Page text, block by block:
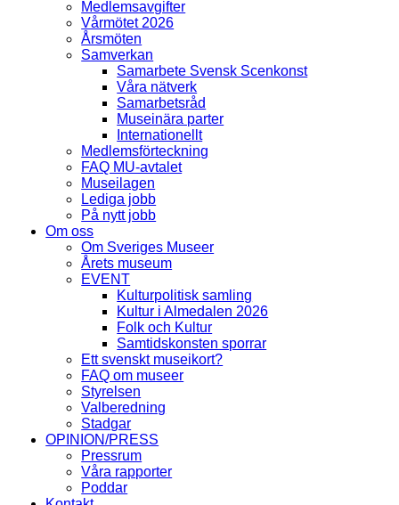
Medlemsavgifter
Vårmötet 2026
Årsmöten
Samverkan
Samarbete Svensk Scenkonst
Våra nätverk
Samarbetsråd
Museinära parter
Internationellt
Medlemsförteckning
FAQ MU-avtalet
Museilagen
Lediga jobb
På nytt jobb
Om oss
Om Sveriges Museer
Årets museum
EVENT
Kulturpolitisk samling
Kultur i Almedalen 2026
Folk och Kultur
Samtidskonsten sporrar
Ett svenskt museikort?
FAQ om museer
Styrelsen
Valberedning
Stadgar
OPINION/PRESS
Pressrum
Våra rapporter
Poddar